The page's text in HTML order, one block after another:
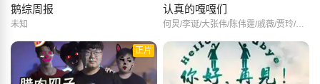
鹅综周报
未知
认真的嘎嘎们
何炅/李诞/大张伟/陈伟霆/戚薇/贾玲/岳云鹏/R1SE/百克力/许天奇/锤娜丽莎/周英俊/娄滋博/冯满/张小婉/宋木子/李飞/管乐/艾里克/蔡佩池/曹璐/昌叔/陈梓铭/袋鼠/付航/合文俊/胡宝森/花希/蒋易/酷酷的滕/李棒棒/李让/李雨芯/梁彦增/刘背实/刘木子/楼炅择/马旭东/钱健夫/邱薄翰/肉食动物/泰维/天放/王子甲/吴泽林/小哈/小叶子/熊万杨/许珑瀚/严尚嘉/严禹豪/杨凌达/杨三金/叶浏/一斤鸡柳/衣云鹤/余有矿/臧一人/张全蛋/张诗彤/张益宁/张哲华/周彤/
正片